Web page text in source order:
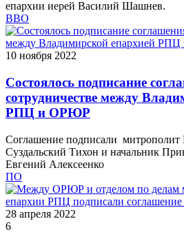
епархии иерей Василий Шашнев.
ВВО
10 ноября 2022
Состоялось подписание
сотрудничестве между
РПЦ и ОРЮР
Соглашение подписали митрополит
Суздальский Тихон и начальник
Евгений Алексеенко
ПО
28 апреля 2022
6